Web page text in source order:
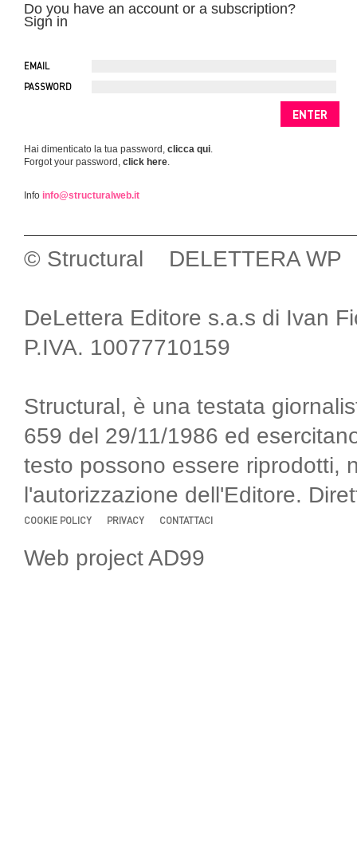
Do you have an account or a subscription?
Sign in
EMAIL
PASSWORD
Hai dimenticato la tua password, clicca qui.
Forgot your password, click here.
Info info@structuralweb.it
© Structural DELETTERA WP
DeLettera Editore s.a.s di Ivan
P.IVA. 10077710159
Structural, è una testata
659 del 29/11/1986 ed
testo possono essere riprodotti,
l'autorizzazione dell'Editore.
COOKIE POLICY PRIVACY CONTATTACI
Web project AD99